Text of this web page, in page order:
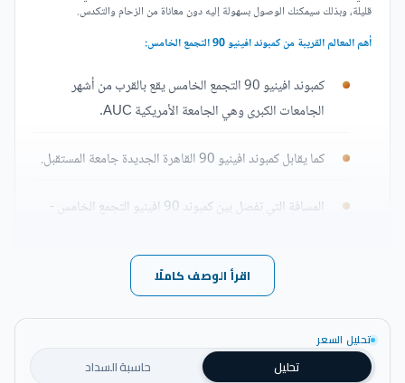
قليلة، وبذلك سيمكنك الوصول بسهولة إليه دون معاناة من الزحام والتكدس.
أهم المعالم القريبة من كمبوند افينيو 90 التجمع الخامس:
كمبوند افينيو 90 التجمع الخامس يقع بالقرب من أشهر
الجامعات الكبرى وهي الجامعة الأمريكية AUC.
كما يقابل كمبوند افينيو 90 القاهرة الجديدة جامعة المستقبل.
المسافة التي تفصل بين كمبوند 90 افينيو التجمع الخامس -
يقترب كمبوند تبارك التجمع الخامس من طريق المطار والطريق
اقرأ الوصف كاملًا
تحليل السعر
تحليل حاسبة السداد